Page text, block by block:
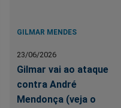
GILMAR MENDES
23/06/2026
Gilmar vai ao ataque
contra André
Mendonça (veja o